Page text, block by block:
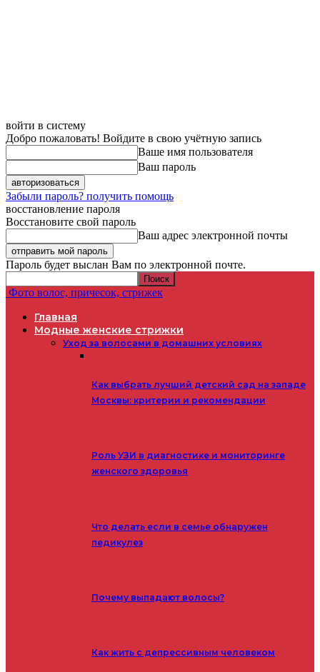
войти в систему
Добро пожаловать! Войдите в свою учётную запись
Ваше имя пользователя
Ваш пароль
Забыли пароль? получить помощь
восстановление пароля
Восстановите свой пароль
Ваш адрес электронной почты
Пароль будет выслан Вам по электронной почте.
Фото волос, причесок, стрижек
Главная
Модные женские стрижки
Уход за волосами в домашних условиях
Как выбрать лучший детский сад на западе
Москвы: критерии и рекомендации
Роль УЗИ в диагностике и мониторинге
женского здоровья
Что делать если в семье обнаружен
педикулез
Почему выпадают волосы?
Как жить с депрессивным человеком